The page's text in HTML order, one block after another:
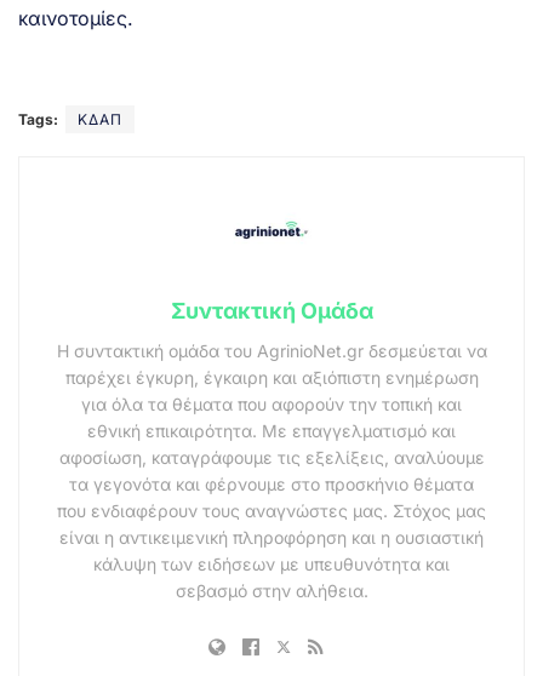
καινοτομίες.
Tags: ΚΔΑΠ
Συντακτική Ομάδα
Η συντακτική ομάδα του AgrinioNet.gr δεσμεύεται να
παρέχει έγκυρη, έγκαιρη και αξιόπιστη ενημέρωση
για όλα τα θέματα που αφορούν την τοπική και
εθνική επικαιρότητα. Με επαγγελματισμό και
αφοσίωση, καταγράφουμε τις εξελίξεις, αναλύουμε
τα γεγονότα και φέρνουμε στο προσκήνιο θέματα
που ενδιαφέρουν τους αναγνώστες μας. Στόχος μας
είναι η αντικειμενική πληροφόρηση και η ουσιαστική
κάλυψη των ειδήσεων με υπευθυνότητα και
σεβασμό στην αλήθεια.